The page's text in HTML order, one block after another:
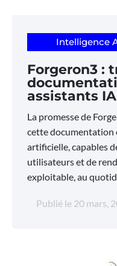
Intelligence
Forgeron3 :
assistants IA
La promesse de
cette documentation
artificielle, capables
utilisateurs et de
exploitable, au
Publié le 20 mars,